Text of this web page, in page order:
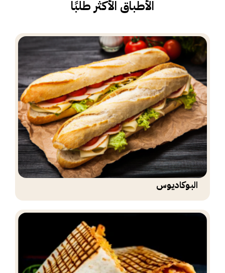
الأطباق الأكثر طلبًا
البوكاديوس